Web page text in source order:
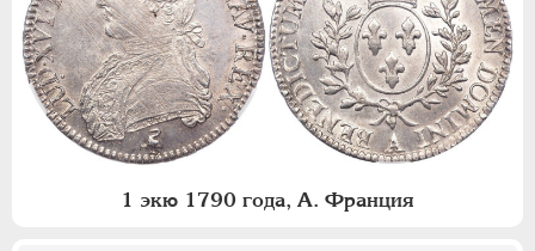
1 экю 1790 года, А. Франция